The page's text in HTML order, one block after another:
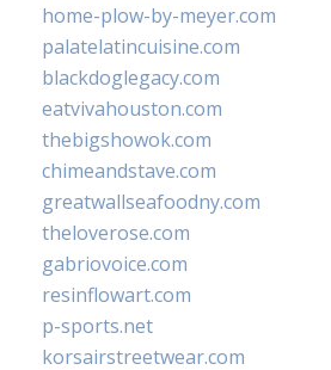
home-plow-by-meyer.com
palatelatincuisine.com
blackdoglegacy.com
eatvivahouston.com
thebigshowok.com
chimeandstave.com
greatwallseafoodny.com
theloverose.com
gabriovoice.com
resinflowart.com
p-sports.net
korsairstreetwear.com